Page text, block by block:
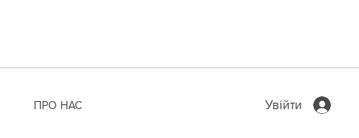
ПРО НАС Увійти